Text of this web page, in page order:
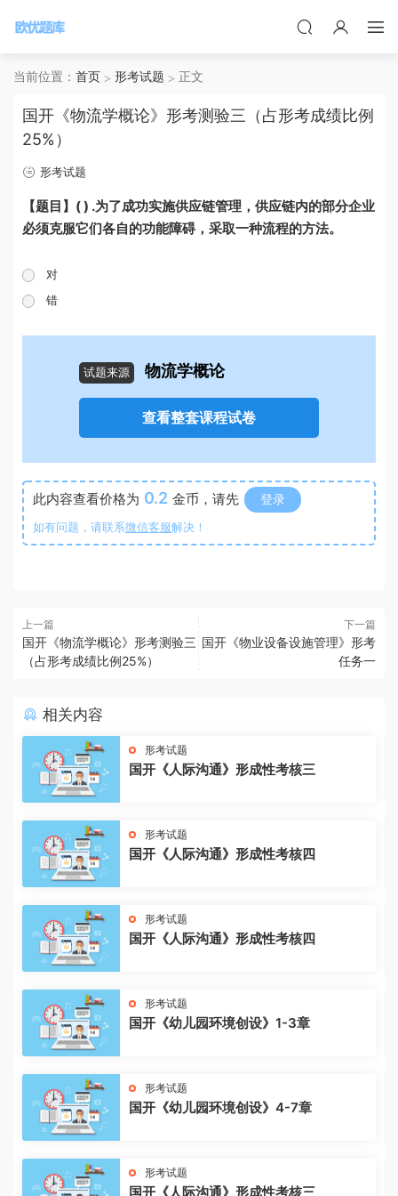
当前位置： 首页 形考试题 正文
国开《物流学概论》形考测验三（占形考成绩比例
25%）
形考试题
【题目】( ) .为了成功实施供应链管理，供应链内的部分企业
必须克服它们各自的功能障碍，采取一种流程的方法。
对
错
试题来源 物流学概论
查看整套课程试卷
此内容查看价格为 0.2 金币，请先 登录
如有问题，请联系微信客服解决！
上一篇
国开《物流学概论》形考测验三
（占形考成绩比例25%）
下一篇
国开《物业设备设施管理》形考
任务一
相关内容
形考试题
国开《人际沟通》形成性考核三
形考试题
国开《人际沟通》形成性考核四
形考试题
国开《人际沟通》形成性考核四
形考试题
国开《幼儿园环境创设》1-3章
形考试题
国开《幼儿园环境创设》4-7章
形考试题
国开《人际沟通》形成性考核三